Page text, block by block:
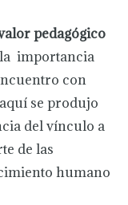
pedagógico
importancia
con
se produjo
del vínculo a
de las
humano